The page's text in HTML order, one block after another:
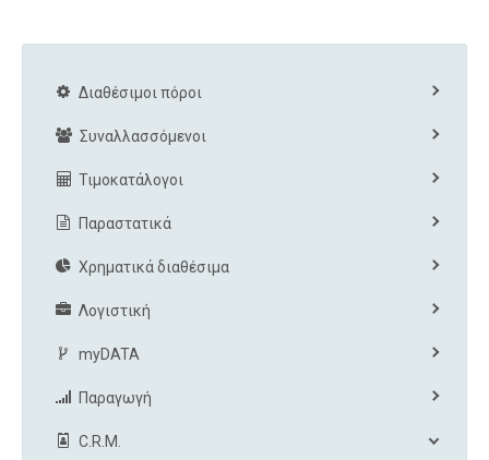
Διαθέσιμοι πόροι
Συναλλασσόμενοι
Τιμοκατάλογοι
Παραστατικά
Χρηματικά διαθέσιμα
Λογιστική
myDATA
Παραγωγή
C.R.M.